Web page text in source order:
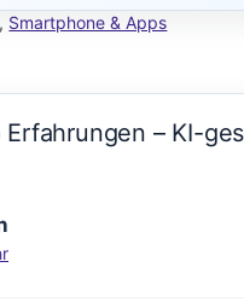
, Smartphone & Apps
Erfahrungen – KI-